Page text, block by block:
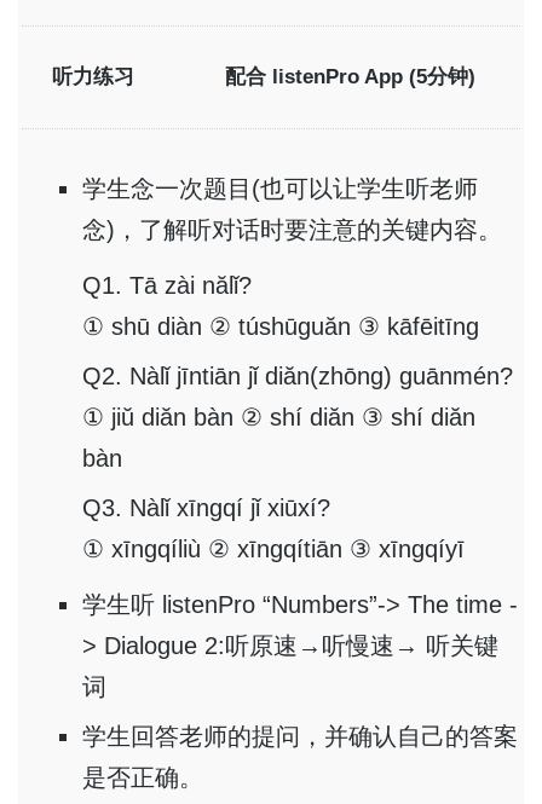
听力练习 配合 listenPro App (5分钟)
学生念一次题目(也可以让学生听老师
念)，了解听对话时要注意的关键内容。
Q1. Tā zài nălǐ?
① shū diàn ② túshūguăn ③ kāfēitīng
Q2. Nàlǐ jīntiān jǐ diăn(zhōng) guānmén?
① jiŭ diăn bàn ② shí diăn ③ shí diăn
bàn
Q3. Nàlǐ xīngqí jǐ xiūxí?
① xīngqíliù ② xīngqítiān ③ xīngqíyī
学生听 listenPro “Numbers”-> The time -
> Dialogue 2:听原速→听慢速→ 听关键
词
学生回答老师的提问，并确认自己的答案
是否正确。